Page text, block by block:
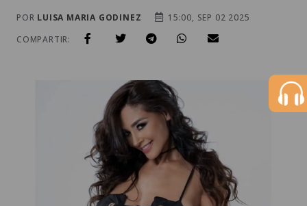
POR LUISA MARIA GODINEZ
15:00, SEP 02 2025
COMPARTIR: